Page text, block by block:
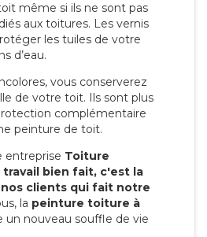
même si ils ne sont pas
aux toitures. Les vernis
les tuiles de votre
d’eau.
vous conserverez
de votre toit. Ils sont plus
complémentaire
peinture de toit.
entreprise Toiture
bien fait, c'est la
clients qui fait notre
la peinture toiture à
un nouveau souffle de vie